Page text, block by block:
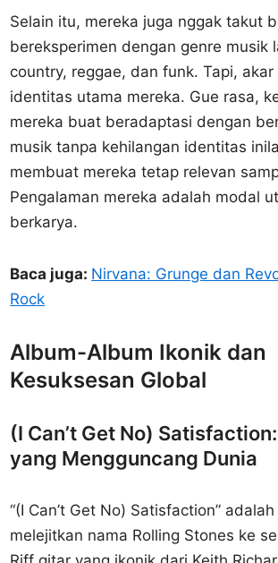
Selain itu, mereka juga nggak takut
bereksperimen dengan genre musik
country, reggae, dan funk. Tapi,
identitas utama mereka. Gue rasa,
mereka buat beradaptasi dengan
musik tanpa kehilangan identitas
membuat mereka tetap relevan
Pengalaman mereka adalah modal
berkarya.
Baca juga: Nirvana: Grunge dan
Rock
Album-Album Ikonik dan
Kesuksesan Global
(I Can’t Get No)
yang Mengguncang Dunia
“(I Can’t Get No) Satisfaction”
melejitkan nama Rolling Stones ke